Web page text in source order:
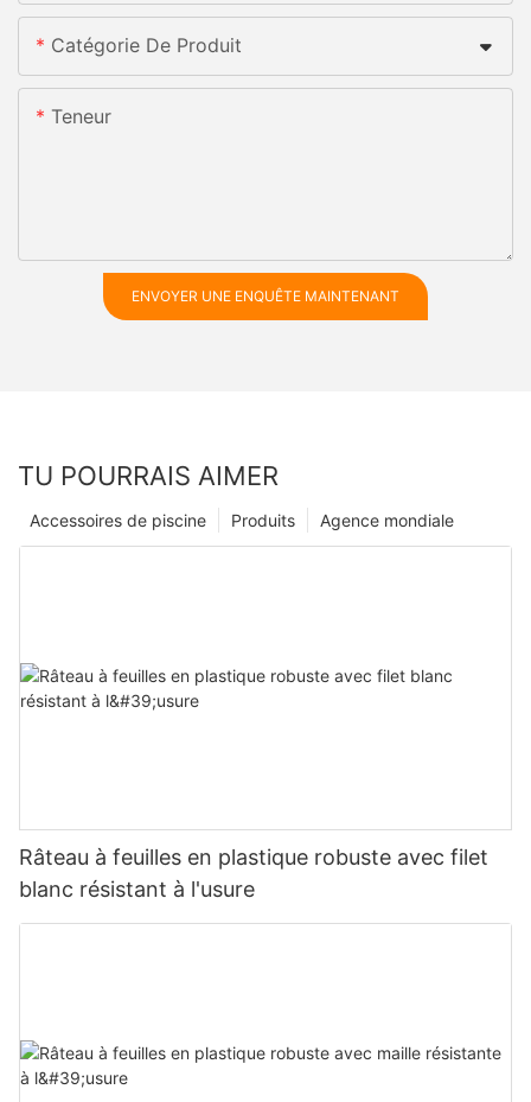
Catégorie De Produit
Teneur
ENVOYER UNE ENQUÊTE MAINTENANT
TU POURRAIS AIMER
Agence mondiale
Produits
Accessoires de piscine
Râteau à feuilles en plastique robuste avec filet
blanc résistant à l'usure